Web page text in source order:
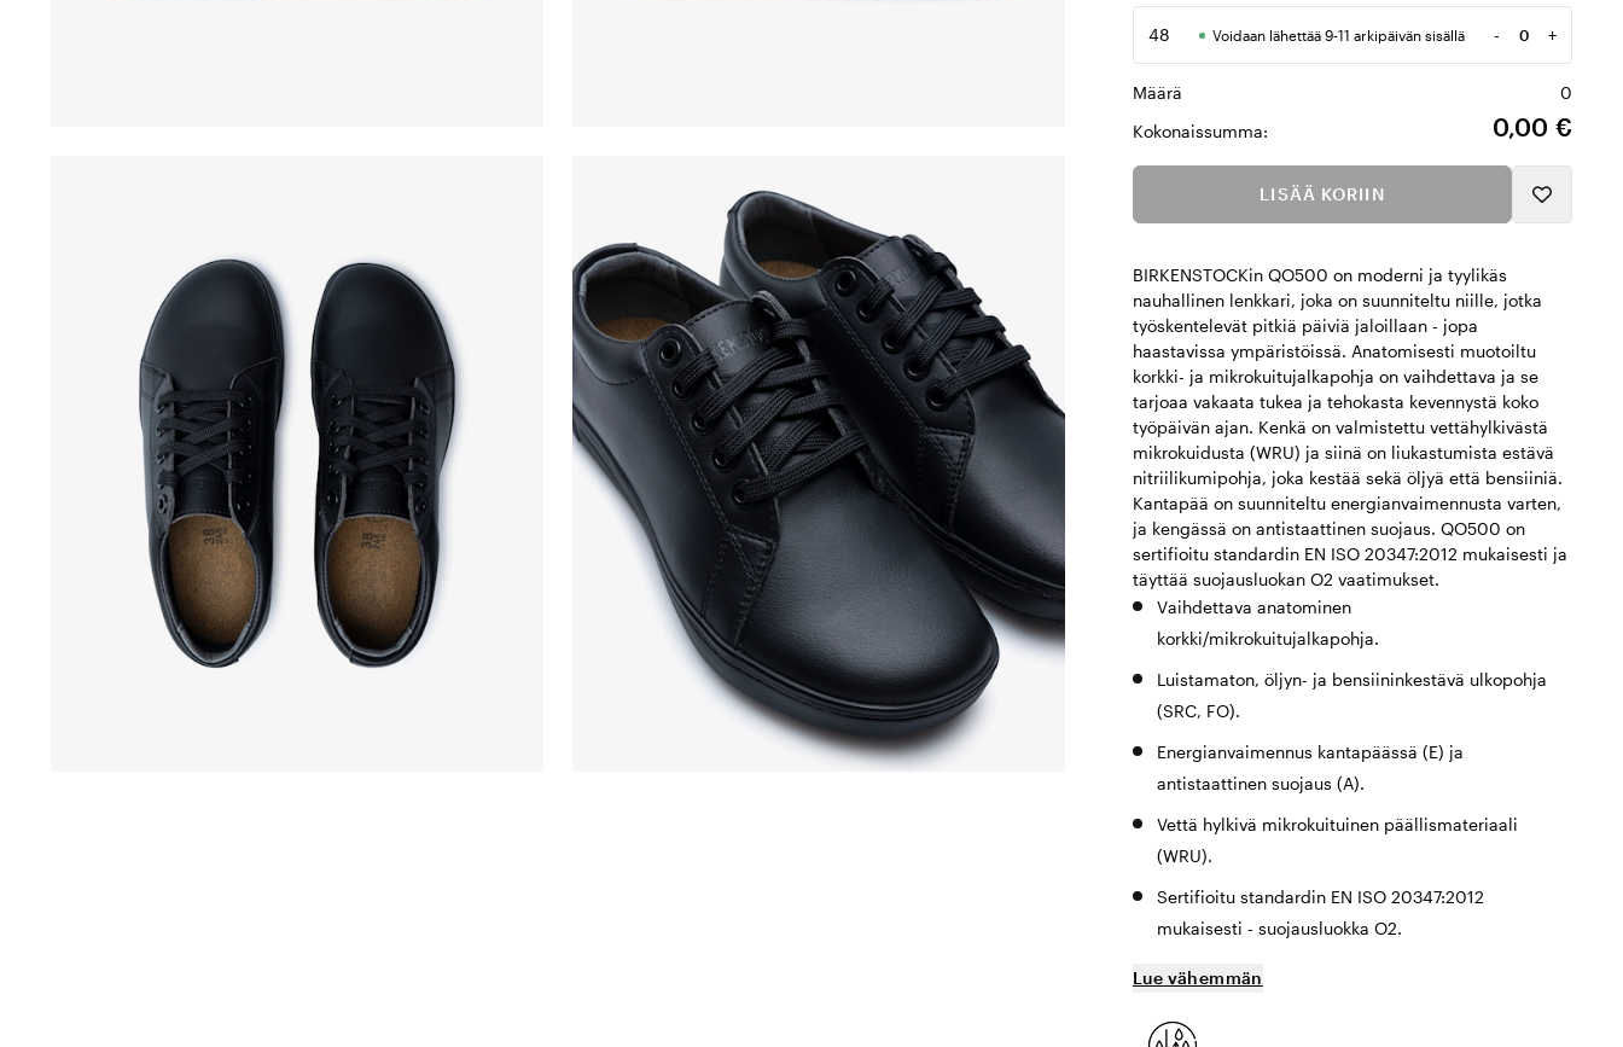
48 Voidaan lähettää 9-11 arkipäivän sisällä -
Määrä
+
Määrä
0
Kokonaissumma:
0,00 €
LISÄÄ KORIIN
BIRKENSTOCKin QO500 on moderni ja tyylikäs
nauhallinen lenkkari, joka on suunniteltu niille, jotka
työskentelevät pitkiä päiviä jaloillaan - jopa
haastavissa ympäristöissä. Anatomisesti muotoiltu
korkki- ja mikrokuitujalkapohja on vaihdettava ja se
tarjoaa vakaata tukea ja tehokasta kevennystä koko
työpäivän ajan. Kenkä on valmistettu vettähylkivästä
mikrokuidusta (WRU) ja siinä on liukastumista estävä
nitriilikumipohja, joka kestää sekä öljyä että bensiiniä.
Kantapää on suunniteltu energianvaimennusta varten,
ja kengässä on antistaattinen suojaus. QO500 on
sertifioitu standardin EN ISO 20347:2012 mukaisesti ja
täyttää suojausluokan O2 vaatimukset.
Vaihdettava anatominen
korkki/mikrokuitujalkapohja.
Luistamaton, öljyn- ja bensiininkestävä ulkopohja
(SRC, FO).
Energianvaimennus kantapäässä (E) ja
antistaattinen suojaus (A).
Vettä hylkivä mikrokuituinen päällismateriaali
(WRU).
Sertifioitu standardin EN ISO 20347:2012
mukaisesti - suojausluokka O2.
Lue vähemmän